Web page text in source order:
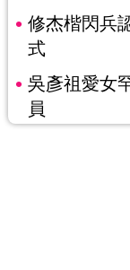
修杰楷閃兵
式
吳彥祖愛女
員